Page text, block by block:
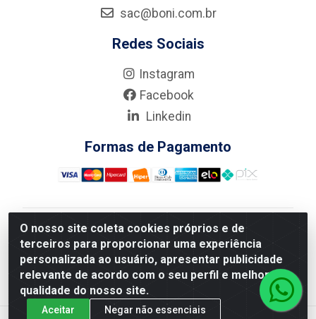
O nosso site coleta cookies próprios e de
terceiros para proporcionar uma experiência
personalizada ao usuário, apresentar publicidade
relevante de acordo com o seu perfil e melhorar a
qualidade do nosso site.
Aceitar Negar não essenciais
sac@boni.com.br
Redes Sociais
Instagram
Facebook
Linkedin
Formas de Pagamento
Nova Boni Distribuidora de Material de Construção LTDA
- Rua Alice Tibiriçá, 330 - Vila Da Penha, Rio de
Janeiro/RJ - CEP: 21.210-110 - CNPJ: 11.003.135/0001-
27